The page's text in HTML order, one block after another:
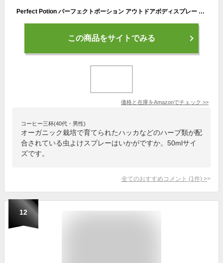
Perfect Potion パーフェクトポーション アウトドアボディスプレー ハッカ 50mL
この商品をサイトでみる
価格と在庫をAmazonでチェック >>
コーヒー三杯(40代・男性)
オーガニック栽培で育てられたハッカなどのハーブ類が配
合されている虫よけスプレーはいかがですか。50mlサイ
ズです。
全てのおすすめコメント (1 件) >
12